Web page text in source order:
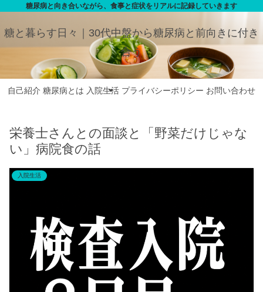
糖尿病と向き合いながら、食事と症状をリアルに記録していきます
糖と暮らす日々｜30代中盤から糖尿病と前向きに付き
合う
自己紹介 糖尿病とは 入院生活 プライバシーポリシー お問い合わせ
栄養士さんとの面談と「野菜だけじゃな
い」病院食の話
入院生活